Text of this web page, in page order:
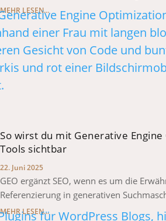
MEHR LESEN...
So wirst du mit Generative
Tools sichtbar
22. Juni 2025
GEO ergänzt SEO, wenn es um die
Referenzierung in generativen
MEHR LESEN...